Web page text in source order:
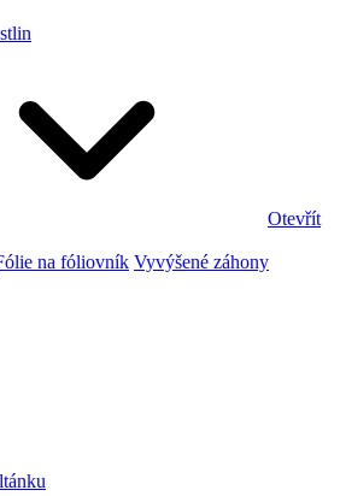
Otevřít
na fóliovník Vyvýšené záhony